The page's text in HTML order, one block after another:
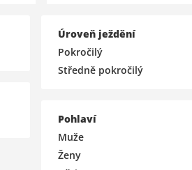
Úroveň ježdění
Pokročilý
Středně pokročilý
Pohlaví
Muže
Ženy